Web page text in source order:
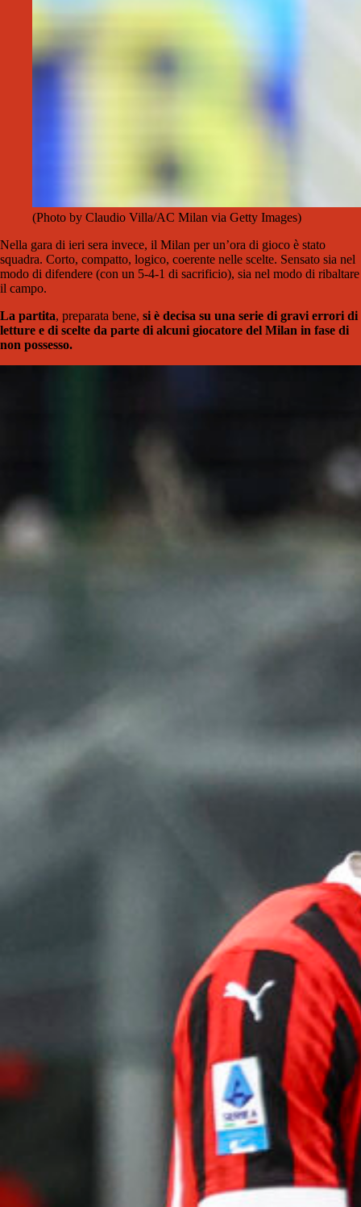
(Photo by Claudio Villa/AC Milan via Getty Images)
Nella gara di ieri sera invece, il Milan per un’ora di gioco è stato
squadra. Corto, compatto, logico, coerente nelle scelte. Sensato sia nel
modo di difendere (con un 5-4-1 di sacrificio), sia nel modo di ribaltare
il campo.
La partita, preparata bene, si è decisa su una serie di gravi errori di
letture e di scelte da parte di alcuni giocatore del Milan in fase di
non possesso.